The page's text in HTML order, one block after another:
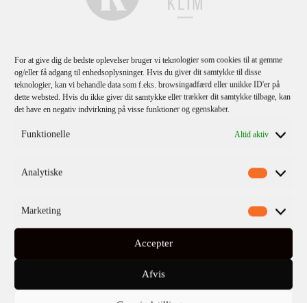
For at give dig de bedste oplevelser bruger vi teknologier som cookies til at gemme
og/eller få adgang til enhedsoplysninger. Hvis du giver dit samtykke til disse
teknologier, kan vi behandle data som f.eks. browsingadfærd eller unikke ID'er på
dette websted. Hvis du ikke giver dit samtykke eller trækker dit samtykke tilbage, kan
det have en negativ indvirkning på visse funktioner og egenskaber.
Funktionelle Altid aktiv
Analytiske
Marketing
Accepter
Afvis